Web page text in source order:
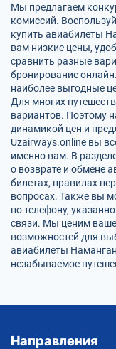
Мы предлагаем
комиссий.
купить авиабилеты
вам низкие цены,
сравнить разные
бронирование
наиболее выгодные
Для многих
вариантов. Поэтому
динамикой цен и
Uzairways.online вы
именно вам. В
о возврате и обмене
билетах, правилах
вопросах. Также вы
по телефону,
связи. Мы ценим
возможностей для
авиабилеты
незабываемое
Направления